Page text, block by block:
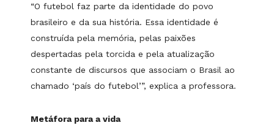
“O futebol faz parte da identidade do povo
brasileiro e da sua história. Essa identidade é
construída pela memória, pelas paixões
despertadas pela torcida e pela atualização
constante de discursos que associam o Brasil ao
chamado ‘país do futebol’”, explica a professora.
Metáfora para a vida